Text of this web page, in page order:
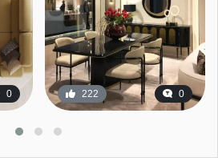
0 222 0